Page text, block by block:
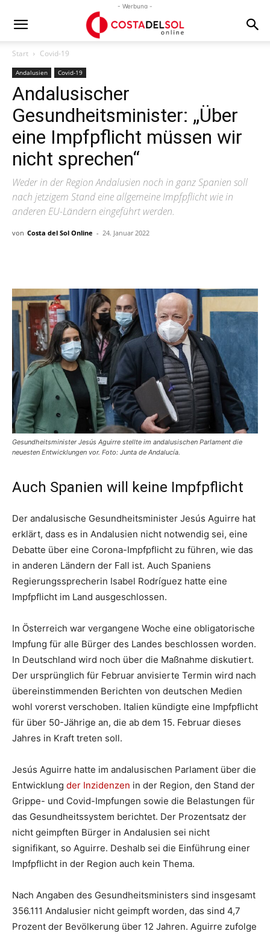
- Werbung -
Start Covid-19
Andalusien Covid-19
Andalusischer
Gesundheitsminister: „Über
eine Impfpflicht müssen wir
nicht sprechen“
Weder in der Region Andalusien noch in ganz Spanien soll
nach jetzigem Stand eine allgemeine Impfpflicht wie in
anderen EU-Ländern eingeführt werden.
von Costa del Sol Online - 24. Januar 2022
Gesundheitsminister Jesús Aguirre stellte im andalusischen Parlament die
neuesten Entwicklungen vor. Foto: Junta de Andalucía.
Auch Spanien will keine Impfpflicht
Der andalusische Gesundheitsminister Jesús Aguirre hat
erklärt, dass es in Andalusien nicht notwendig sei, eine
Debatte über eine Corona-Impfpflicht zu führen, wie das
in anderen Ländern der Fall ist. Auch Spaniens
Regierungssprecherin Isabel Rodríguez hatte eine
Impfpflicht im Land ausgeschlossen.
In Österreich war vergangene Woche eine obligatorische
Impfung für alle Bürger des Landes beschlossen worden.
In Deutschland wird noch über die Maßnahme diskutiert.
Der ursprünglich für Februar anvisierte Termin wird nach
übereinstimmenden Berichten von deutschen Medien
wohl vorerst verschoben. Italien kündigte eine Impfpflicht
für über 50-Jährige an, die ab dem 15. Februar dieses
Jahres in Kraft treten soll.
Jesús Aguirre hatte im andalusischen Parlament über die
Entwicklung der Inzidenzen in der Region, den Stand der
Grippe- und Covid-Impfungen sowie die Belastungen für
das Gesundheitssystem berichtet. Der Prozentsatz der
nicht geimpften Bürger in Andalusien sei nicht
signifikant, so Aguirre. Deshalb sei die Einführung einer
Impfpflicht in der Region auch kein Thema.
Nach Angaben des Gesundheitsministers sind insgesamt
356.111 Andalusier nicht geimpft worden, das sind 4,7
Prozent der Bevölkerung über 12 Jahren. Aguirre zufolge